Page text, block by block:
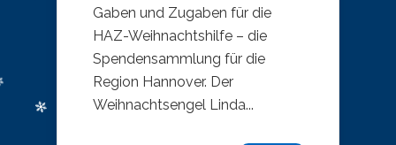
Gaben und Zugaben für die
HAZ-Weihnachtshilfe – die
Spendensammlung für die
Region Hannover. Der
Weihnachtsengel Linda...